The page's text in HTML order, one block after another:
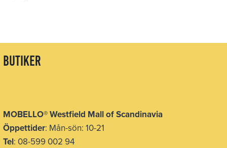
butiker
MOBELLO®Westfield Mall of Scandinavia
Öppettider: Mån-sön: 10-21
Tel: 08-599 002 94